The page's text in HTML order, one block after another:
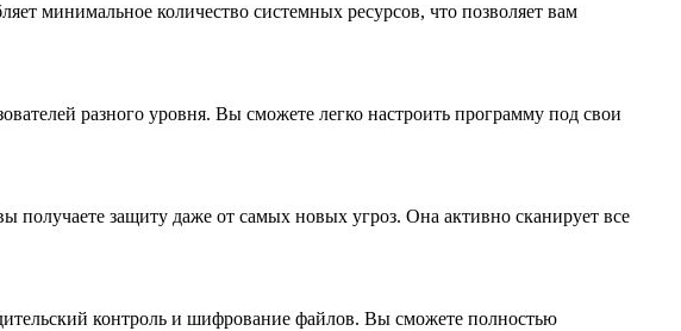
минимальное количество системных ресурсов, что позволяет вам
разного уровня. Вы сможете легко настроить программу под свои
защиту даже от самых новых угроз. Она активно сканирует все
контроль и шифрование файлов. Вы сможете полностью